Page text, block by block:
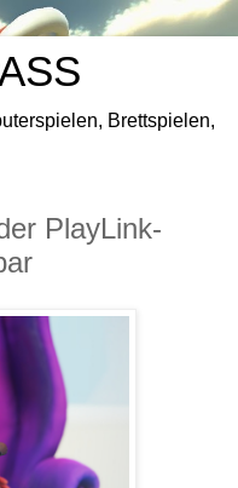
Brettspielen,
PlayLink-